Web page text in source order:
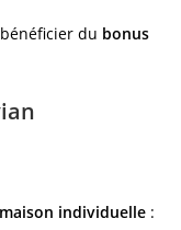
du bonus
maison individuelle :